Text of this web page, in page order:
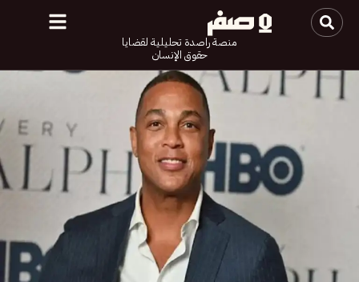
منصة راصدة تحليلية لقضايا
حقوق الإنسان